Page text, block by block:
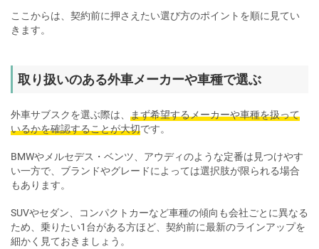
ここからは、契約前に押さえたい選び方のポイントを順に見てい
きます。
取り扱いのある外車メーカーや車種で選ぶ
外車サブスクを選ぶ際は、 まず希望するメーカーや車種を扱って
いるかを確認することが大切です。
BMWやメルセデス・ベンツ、アウディのような定番は見つけやす
い一方で、ブランドやグレードによっては選択肢が限られる場合
もあります。
SUVやセダン、コンパクトカーなど車種の傾向も会社ごとに異なる
ため、乗りたい1台がある方ほど、契約前に最新のラインアップを
細かく見ておきましょう。